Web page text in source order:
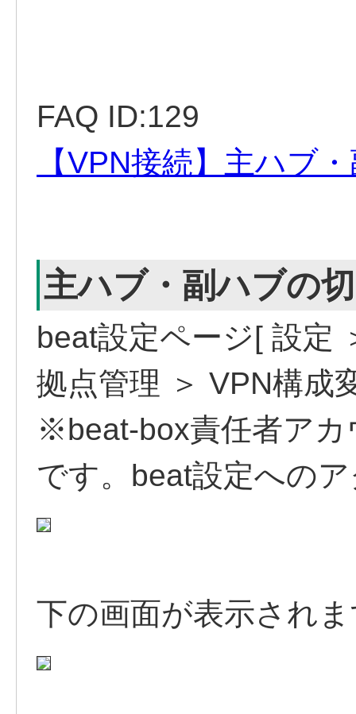
FAQ ID:129
【VPN接続】主ハブ
主ハブ・副ハブの
beat設定ページ[ 設定
拠点管理 ＞ VPN構成
※beat-box責任者ア
です。beat設定への
下の画面が表示され